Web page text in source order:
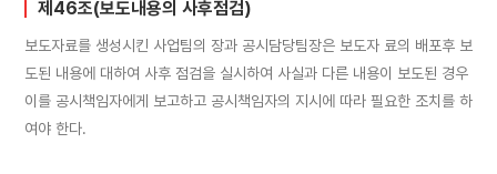
제46조(보도내용의 사후점검)
보도자료를 생성시킨 사업팀의 장과 공시담당팀장은 보도자 료의 배포후 보
도된 내용에 대하여 사후 점검을 실시하여 사실과 다른 내용이 보도된 경우
이를 공시책임자에게 보고하고 공시책임자의 지시에 따라 필요한 조치를 하
여야 한다.